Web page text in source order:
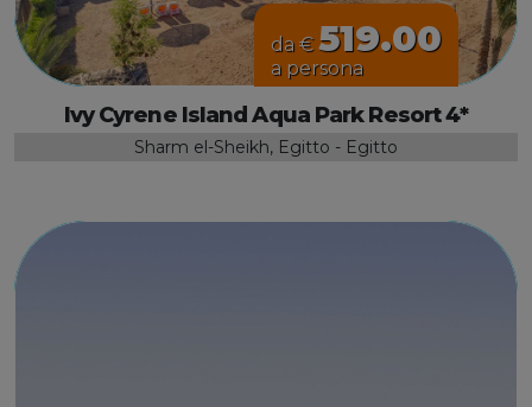
da €519.00
a persona
Ivy Cyrene Island Aqua Park Resort 4*
Sharm el-Sheikh, Egitto - Egitto